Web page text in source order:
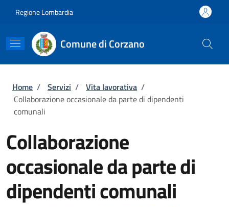
Regione Lombardia
Comune di Corzano
Briciole di pane
Home / Servizi / Vita lavorativa /
Collaborazione occasionale da parte di dipendenti
comunali
Collaborazione
occasionale da parte di
dipendenti comunali